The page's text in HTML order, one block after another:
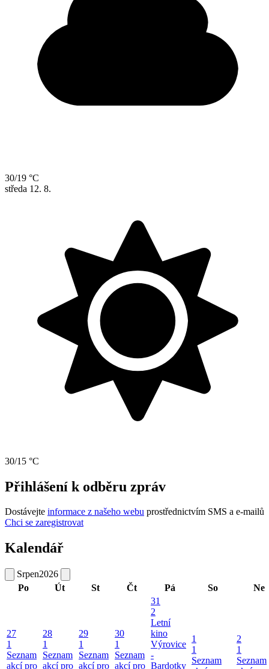
30/19 °C
středa 12. 8.
30/15 °C
Přihlášení k odběru zpráv
Dostávejte informace z našeho webu prostřednictvím SMS a e-mailů
Chci se zaregistrovat
Kalendář
Srpen2026
Po
Út St Čt Pá So Ne
27
1
Seznam
akcí pro
28
1
Seznam
akcí pro
29
1
Seznam
akcí pro
30
1
Seznam
akcí pro
31
2
Letní
kino
Výrovice
-
Bardotky
1
1
Seznam
2
1
Seznam